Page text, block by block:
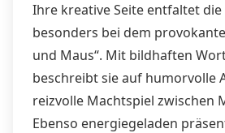
Ihre kreative Seite entfaltet
besonders bei dem
und Maus“. Mit bildhaften
beschreibt sie auf humorvolle
reizvolle Machtspiel zwischen
Ebenso energiegeladen